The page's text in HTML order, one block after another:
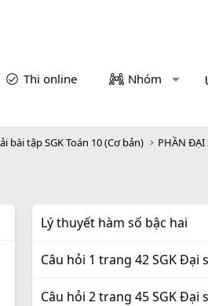
Thi online Nhóm
bài tập SGK Toán 10 (Cơ bản) PHẦN ĐẠI
Lý thuyết hàm số bậc hai
Câu hỏi 1 trang 42 SGK Đại
Câu hỏi 2 trang 45 SGK Đại